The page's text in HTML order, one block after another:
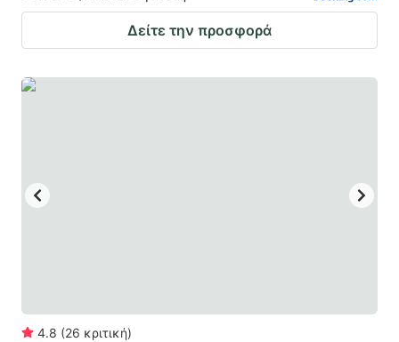
Δείτε την προσφορά
4.8 (26 κριτική)